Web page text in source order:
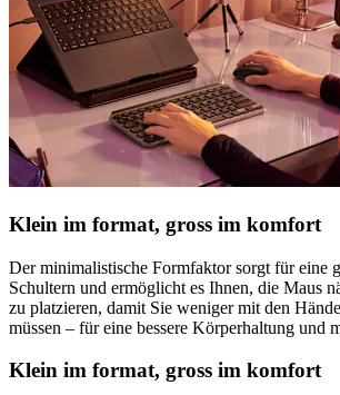
Klein im format, gross im komfort
Der minimalistische Formfaktor sorgt für eine
Schultern und ermöglicht es Ihnen, die Maus
zu platzieren, damit Sie weniger mit den
müssen – für eine bessere Körperhaltung und
Klein im format, gross im komfort